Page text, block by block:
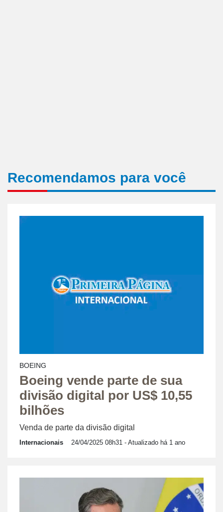
Recomendamos para você
BOEING
Boeing vende parte de sua
divisão digital por US$ 10,55
bilhões
Venda de parte da divisão digital
Internacionais 24/04/2025 08h31 - Atualizado há 1 ano